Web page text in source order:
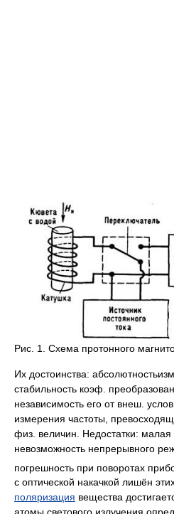
Рис. 1. Схема протонного
Их достоинства:
стабильность коэф.
независимость его от внеш.
измерения частоты,
физ. величин. Недостатки: малая
невозможность непрерывного
погрешность при поворотах
с оптической накачкой лишён
поляризация вещества